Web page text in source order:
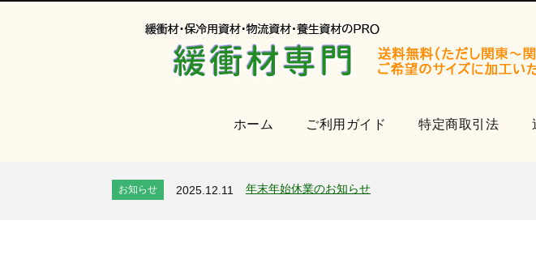
ホーム ご利用ガイド 特定商取引法
お知らせ 2025.12.11 年末年始休業のお知らせ